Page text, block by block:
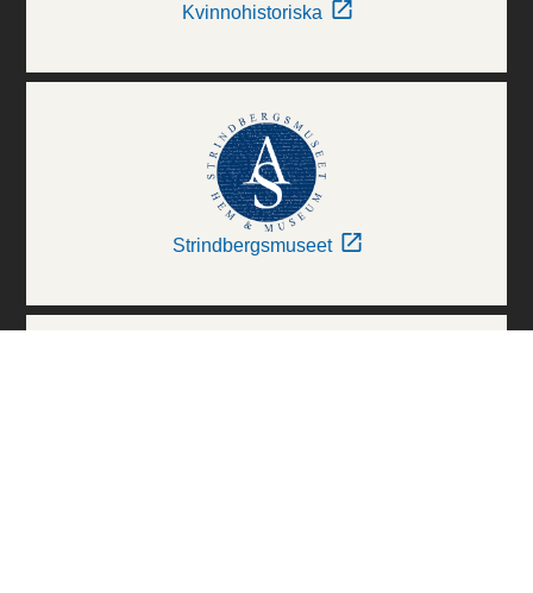
Kvinnohistoriska
Strindbergsmuseet